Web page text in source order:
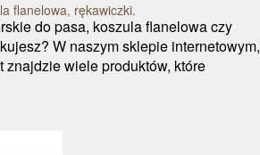
flanelowa, rękawiczki.
do pasa, koszula flanelowa czy
W naszym sklepie internetowym,
wiele produktów, które